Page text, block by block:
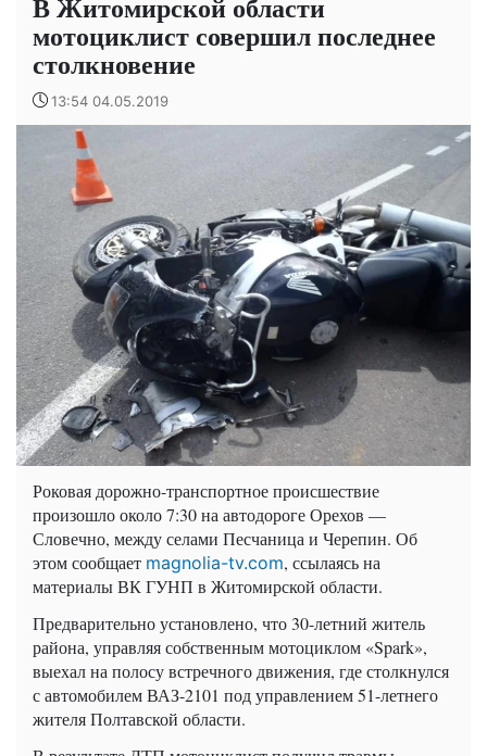
мотоциклист совершил последнее
столкновение
13:54 04.05.2019
Роковая дорожно-транспортное происшествие
произошло около 7:30 на автодороге Орехов —
Словечно, между селами Песчаница и Черепин. Об
этом сообщает magnolia-tv.com, ссылаясь на
материалы ВК ГУНП в Житомирской области.
Предварительно установлено, что 30-летний житель
района, управляя собственным мотоциклом «Spark»,
выехал на полосу встречного движения, где столкнулся
с автомобилем ВАЗ-2101 под управлением 51-летнего
жителя Полтавской области.